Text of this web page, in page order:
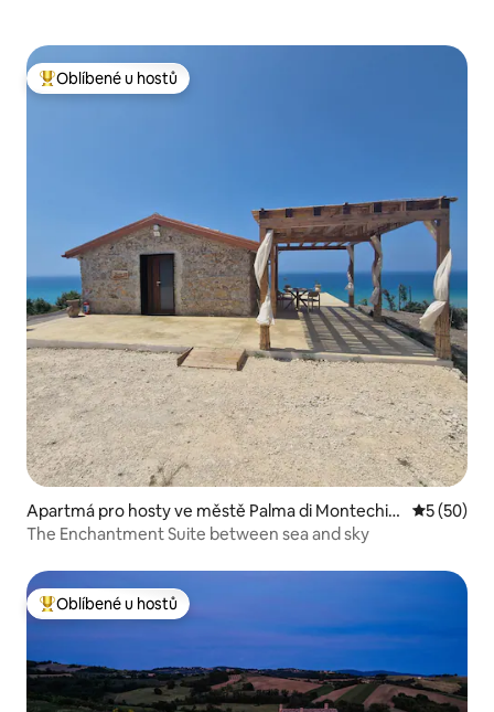
Nejlepší v kategorii Oblíbené u hostů
Oblíbené u hostů
Apartmá pro hosty ve městě Palma di Montechiar
o
Průměrné
5 (50)
The Enchantment Suite between sea and sky
Nejlepší v kategorii Oblíbené u hostů
Oblíbené u hostů